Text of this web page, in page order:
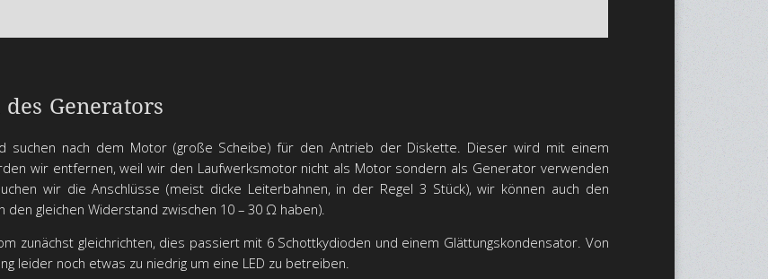
Generators
suchen nach dem Motor (große Scheibe) für den Antrieb der Diskette. Dieser wird mit einem
wir entfernen, weil wir den Laufwerksmotor nicht als Motor sondern als Generator verwenden
wir die Anschlüsse (meist dicke Leiterbahnen, in der Regel 3 Stück), wir können auch den
gleichen Widerstand zwischen 10 – 30 Ω haben).
zunächst gleichrichten, dies passiert mit 6 Schottkydioden und einem Glättungskondensator. Von
leider noch etwas zu niedrig um eine LED zu betreiben.